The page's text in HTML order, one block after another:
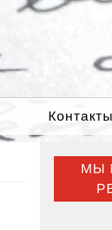
Контакты
МЫ